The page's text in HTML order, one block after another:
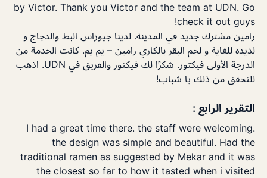
by Victor. Thank you Victor and the team at UDN. Go
check it out guys!
رامين مشترك جديد في المدينة. لدينا جيوزاس البط والدجاج و
لذيذة للغاية و لحم البقر بالكاري رامين – يم يم. كانت الخدمة من
الدرجة الأولى فيكتور. شكرًا لك فيكتور والفريق في UDN. اذهب
للتحقق من ذلك يا شباب!
التقرير الرابع :
I had a great time there. the staff were welcoming.
the design was simple and beautiful. Had the
traditional ramen as suggested by Mekar and it was
the closest so far to how it tasted when i visited